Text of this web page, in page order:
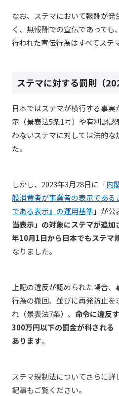
なお、ステマにおいて報酬が
く、無報酬での宣伝であって
行われた宣伝行為はすべてステ
ステマに対する罰則（
日本ではステマが横行する事
示（景表法5条1号）や有利誤
わないステマに対しては法的な
た。
しかし、2023年3月28日に「内
般消費者が事業者の表示であ
である表示』の運用基準」が公
当表示」の対象にステマが追
年10月1日から日本でもステマ
なりました。
上記の違反が認められた場合、
行為の撤回、並びに再発防止を
れ（景表法7条）、 命令に違反
300万円以下の罰金が科される
あります。
ステマ規制法についてさらに
記事もご覧ください。